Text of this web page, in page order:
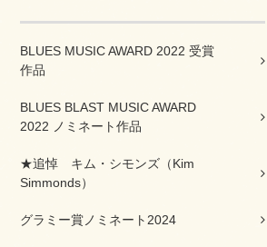
BLUES MUSIC AWARD 2022 受賞
作品
BLUES BLAST MUSIC AWARD
2022 ノミネート作品
★追悼 キム・シモンズ（Kim
Simmonds）
グラミー賞ノミネート2024